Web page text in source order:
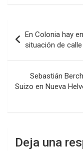
ce
o
o
k
tt
A
p
p
de
entradas
En Colonia hay
situación de calle
Sebastián
Suizo en Nueva
Deja una